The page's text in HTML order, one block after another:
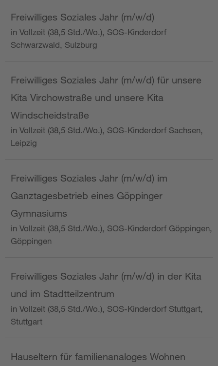
Freiwilliges Soziales Jahr (m/w/d)
in Vollzeit (38,5 Std./Wo.), SOS-Kinderdorf
Schwarzwald, Sulzburg
Freiwilliges Soziales Jahr (m/w/d) für unsere
Kita Virchowstraße und unsere Kita
Windscheidstraße
in Vollzeit (38,5 Std./Wo.), SOS-Kinderdorf Sachsen,
Leipzig
Freiwilliges Soziales Jahr (m/w/d) im
Ganztagesbetrieb eines Göppinger
Gymnasiums
in Vollzeit (38,5 Std./Wo.), SOS-Kinderdorf Göppingen,
Göppingen
Freiwilliges Soziales Jahr (m/w/d) in der Kita
und im Stadtteilzentrum
in Vollzeit (38,5 Std./Wo.), SOS-Kinderdorf Stuttgart,
Stuttgart
Hauseltern für familienanaloges Wohnen